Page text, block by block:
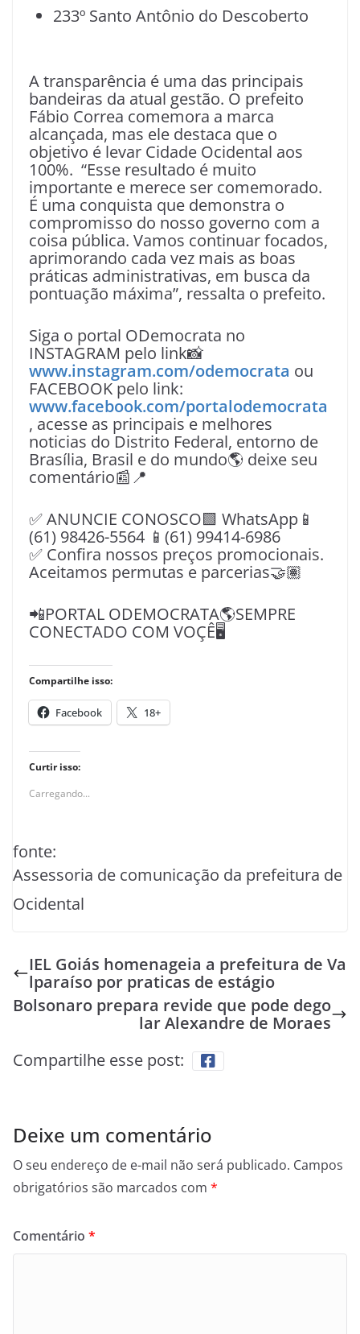
233º Santo Antônio do Descoberto
A transparência é uma das principais
bandeiras da atual gestão. O prefeito
Fábio Correa comemora a marca
alcançada, mas ele destaca que o
objetivo é levar Cidade Ocidental aos
100%. “Esse resultado é muito
importante e merece ser comemorado.
É uma conquista que demonstra o
compromisso do nosso governo com a
coisa pública. Vamos continuar focados,
aprimorando cada vez mais as boas
práticas administrativas, em busca da
pontuação máxima”, ressalta o prefeito.
Siga o portal ODemocrata no
INSTAGRAM pelo link📸
www.instagram.com/odemocrata ou
FACEBOOK pelo link:
www.facebook.com/portalodemocrata
, acesse as principais e melhores
noticias do Distrito Federal, entorno de
Brasília, Brasil e do mundo🌎 deixe seu
comentário📰📍
✅ ANUNCIE CONOSCO🟩 WhatsApp📱
(61) 98426-5564 📱(61) 99414-6986
✅ Confira nossos preços promocionais.
Aceitamos permutas e parcerias🤝🏽
📲PORTAL ODEMOCRATA🌎SEMPRE
CONECTADO COM VOÇÊ🖥️
Compartilhe isso:
Facebook 18+
Curtir isso:
Carregando...
fonte:
Assessoria de comunicação da prefeitura de
Ocidental
IEL Goiás homenageia a prefeitura de Va
lparaíso por praticas de estágio
Bolsonaro prepara revide que pode dego
lar Alexandre de Moraes
Compartilhe esse post:
Deixe um comentário
O seu endereço de e-mail não será publicado. Campos
obrigatórios são marcados com *
Comentário *